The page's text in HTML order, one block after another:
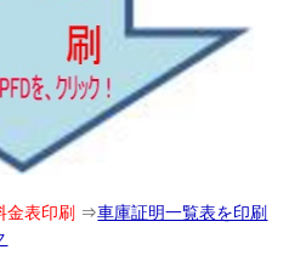
表印刷 ⇒車庫証明一覧表を印刷